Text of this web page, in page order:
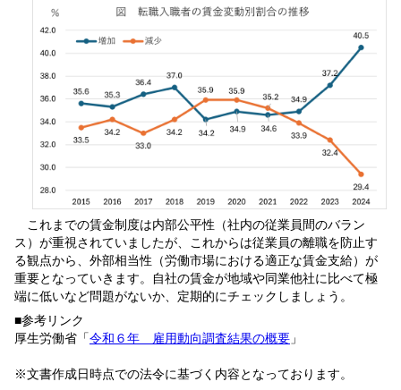
これまでの賃金制度は内部公平性（社内の従業員間のバラン
ス）が重視されていましたが、これからは従業員の離職を防止す
る観点から、外部相当性（労働市場における適正な賃金支給）が
重要となっていきます。自社の賃金が地域や同業他社に比べて極
端に低いなど問題がないか、定期的にチェックしましょう。
■参考リンク
厚生労働省「令和６年 雇用動向調査結果の概要 」
※文書作成日時点での法令に基づく内容となっております。